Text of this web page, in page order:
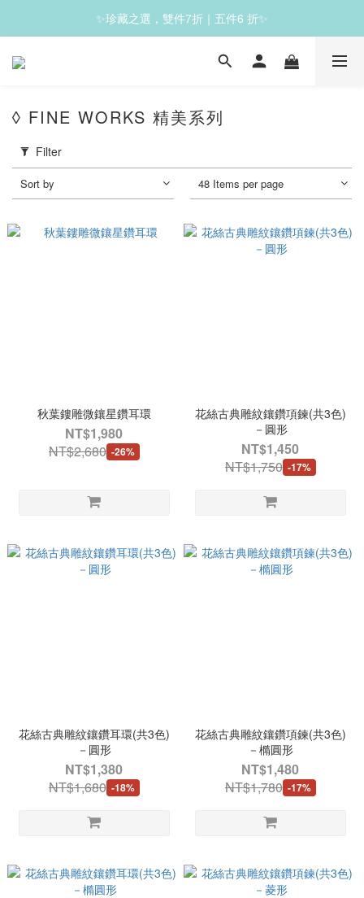
✨滿1200免運✨
✨珍藏之選，雙件7折｜五件6 折✨
◊ FINE WORKS 精美系列
Filter
Sort by 48 Items per page
秋葉鏤雕微鑲星鑽耳環
NT$1,980
NT$2,680 -26%
花絲古典雕紋鑲鑽項鍊(共3色)
－圓形
NT$1,450
NT$1,750 -17%
花絲古典雕紋鑲鑽耳環(共3色)
－圓形
NT$1,380
NT$1,680 -18%
花絲古典雕紋鑲鑽項鍊(共3色)
－橢圓形
NT$1,480
NT$1,780 -17%